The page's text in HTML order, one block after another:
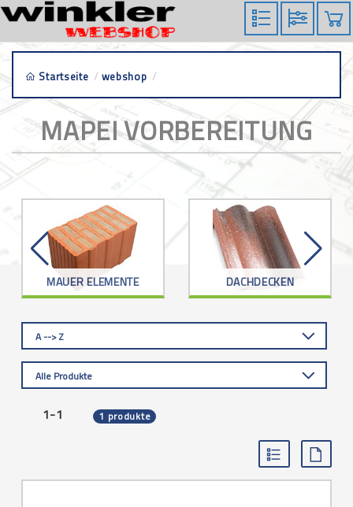
Startseite / webshop /
MAPEI VORBEREITUNG
MAUER ELEMENTE DACHDECKEN
A --> Z
Alle Produkte
1-1 1 produkte